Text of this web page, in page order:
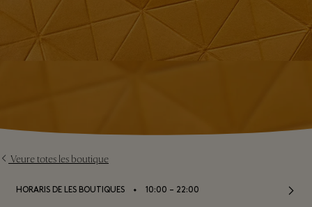
Veure totes les boutique
HORARIS DE LES BOUTIQUES ⬩ 10:00 – 22:00